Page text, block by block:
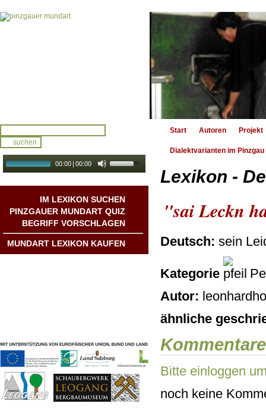
00:00 | 00:00
IM LEXIKON SUCHEN
PINZGAUER MUNDART QUIZ
BEGRIFF VORSCHLAGEN
MUNDART LEXIKON KAUFEN
Start Autoren Projekt
Dialektvarianten im Pinzgau
Lexikon -
"sai Leckn
Deutsch: sein
Kategorie
Autor:
ähnliche
Kommentare
Bitte einloggen
noch keine